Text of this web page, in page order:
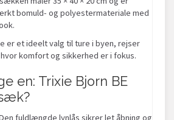
bomuld- og polyestermateriale med
er et ideelt valg til ture i byen, rejser
komfort og sikkerhed er i fokus.
en: Trixie Bjorn BE
fuldlængde lynlås sikrer let åbning og